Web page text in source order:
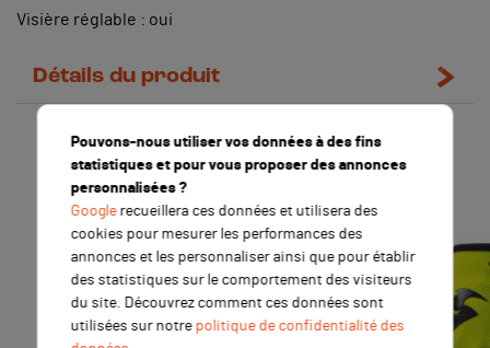
Visière réglable : oui
Détails du produit
Les clients qui ont acheté ce
produit ont également acheté :
-1,24 €
Pouvons-nous utiliser vos données à des fins
statistiques et pour vous proposer des annonces
personnalisées ?
Googlerecueillera ces données et utilisera des
cookies pour mesurer les performances des
annonces et les personnaliser ainsi que pour établir
des statistiques sur le comportement des visiteurs
du site. Découvrez comment ces données sont
utilisées sur notre politique de confidentialité des